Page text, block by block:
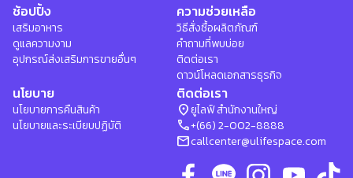
ช้อปปิ้ง
เสริมอาหาร
ดูแลความงาม
อุปกรณ์ส่งเสริมการขายอื่นๆ
ความช่วยเหลือ
วิธีสั่งซื้อผลิตภัณฑ์
คำถามที่พบบ่อย
ติดต่อเรา
ดาวน์โหลดเอกสารธุรกิจ
นโยบาย
นโยบายการคืนสินค้า
นโยบายและระเบียบปฏิบัติ
ติดต่อเรา
location_onยูไลฟ์ สำนักงานใหญ่
phone+(66) 2-002-8888
mailcallcenter@ulifespace.com